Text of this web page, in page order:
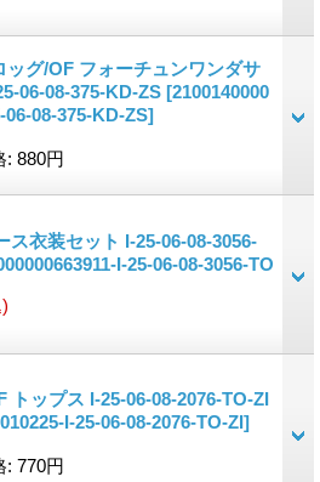
ッグ/OF フォーチュンワンダサ
06-08-375-KD-ZS [2100140000
06-08-375-KD-ZS]
: 880円
ス衣装セット I-25-06-08-3056-
I-25-06-08-3056-TO
トップス I-25-06-08-2076-TO-ZI
I-25-06-08-2076-TO-ZI]
: 770円